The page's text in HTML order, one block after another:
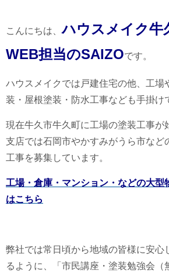
こんにちは、ハウスメイク牛
WEB担当のSAIZOです。
ハウスメイクでは戸建住宅の他、工場
装・屋根塗装・防水工事なども手掛け
現在牛久市牛久町に工場の塗装工事が
支店では石岡市やかすみがうら市など
工事を募集しています。
工場・倉庫・マンション・などの大型
はこちら
弊社では常日頃から地域の皆様に安心
るように、「市民講座・塗装勉強会（